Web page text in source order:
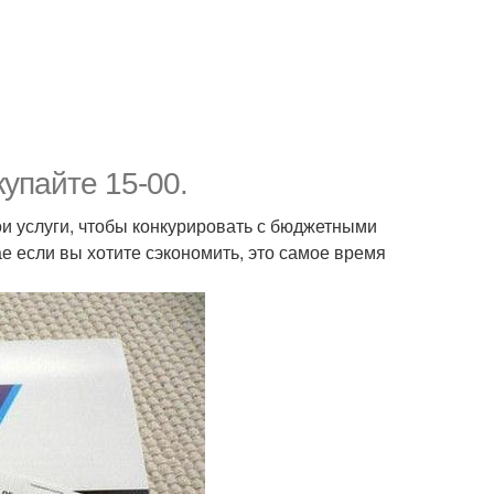
15-00.
чтобы конкурировать с бюджетными
вы хотите сэкономить, это самое время